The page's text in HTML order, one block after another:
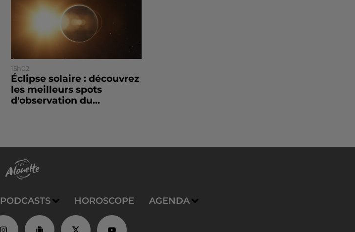
15h02
Éclipse solaire : découvrez
les meilleurs spots
d'observation du...
PODCASTS HOROSCOPE AGENDA